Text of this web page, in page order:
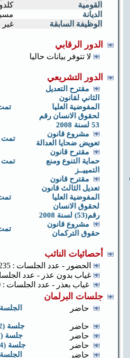
القومية
الديانة
الوظيفة السابقة
غير
الدور الرقابي
لا تتوفر بيانات حاليا
الدور التشريعي
مقترح التعديل
الثاني لقانون
المفوضية العليا
لحقوق الانسان رقم
53 لسنة 2008
مشروع قانون
تعويض ضحايا العدالة
تمت
مقترح قانون
حماية التنوع ومنع
التمييــز
تمت
مقترح قانون
تعديل الثالث قانون
المفوضية العليا
لحقوق الانسان
رقم(53) لسنة 2008
مشروع قانون
حقوق التركمان
أحصائيات النائب
الحضور - عدد الجلسات : 235
غياب بدون عذر - عدد
غياب بعذر - عدد الجلسات : 0
جلسات البرلمان
حاضر
حاضر جلسة (12) /فصل ثاني/ سنة رابعة
حاضر جلسة (7) /فصل ثاني/ سنة رابعة
حاضر جلسة (14) / فصل ثاني/ سنة رابعة
حاضر